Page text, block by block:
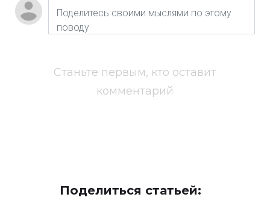
Станьте первым, кто оставит
комментарий
Поделиться статьей: